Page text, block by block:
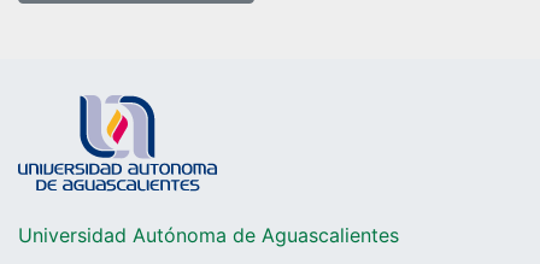
Universidad Autónoma de Aguascalientes